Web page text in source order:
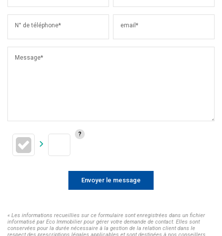
N° de téléphone* email*
Message*
Envoyer le message
« Les informations recueillies sur ce formulaire sont enregistrées dans un fichier
informatisé par Eco Immobilier pour gérer votre demande de contact. Elles sont
conservées pour la durée nécessaire à la gestion de la relation client dans le
respect des prescriptions légales applicables et sont destinées à nos conseillers